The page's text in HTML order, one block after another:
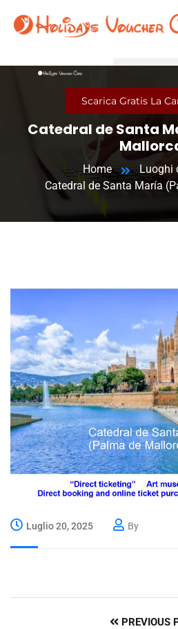
Scarica Gratis La
Catedral de Santa
Home
Luoghi
Catedral de Santa María
Luglio 20, 2025 By
PREVIOUS